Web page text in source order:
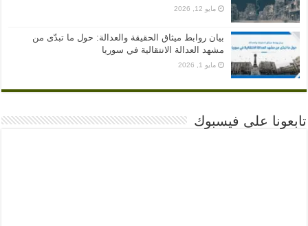
مايو 12, 2026
بيان روابط ميثاق الحقيقة والعدالة: حول ما تبدّى من
مشهد العدالة الانتقالية في سوريا
مايو 1, 2026
تابعونا على فيسبوك